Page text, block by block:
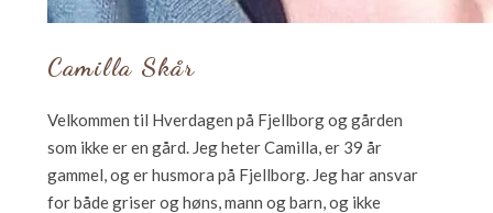
Camilla Skår
Velkommen til Hverdagen på Fjellborg og gården
som ikke er en gård. Jeg heter Camilla, er 39 år
gammel, og er husmora på Fjellborg. Jeg har ansvar
for både griser og høns, mann og barn, og ikke